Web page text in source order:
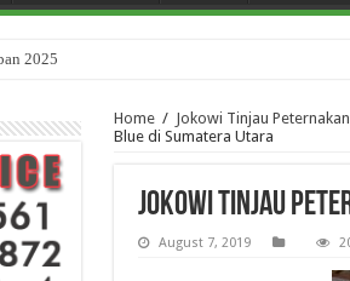
2025
Home / Jokowi Tinjau
Blue di Sumatera Utara
Jokowi Tinjau
August 7, 2019